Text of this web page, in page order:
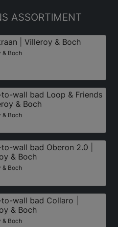
ASSORTIMENT
| Villeroy & Boch
& Boch
to-wall bad Loop & Friends
& Boch
& Boch
wall bad Oberon 2.0 |
& Boch
& Boch
wall bad Collaro |
& Boch
& Boch